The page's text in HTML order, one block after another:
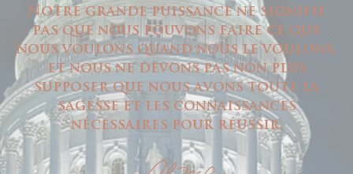
Notre grande puissance ne signifie
pas que nous pouvons faire ce que
nous voulons quand nous le voulons,
et nous ne devons pas non plus
supposer que nous avons toute la
sagesse et les connaissances
nécessaires pour réussir.